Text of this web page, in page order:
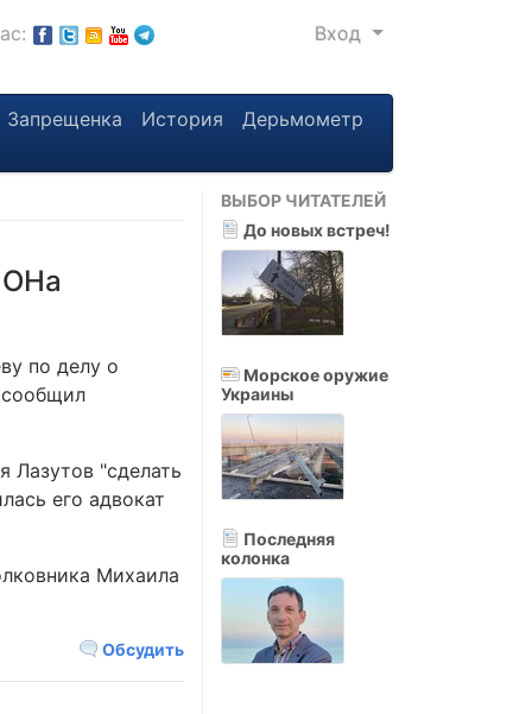
Вход
Запрещенка История Дерьмометр
по делу о
Лазутов "сделать
его адвокат
Михаила
Обсудить
ВЫБОР ЧИТАТЕЛЕЙ
До новых встреч!
Морское оружие
Украины
Последняя
колонка